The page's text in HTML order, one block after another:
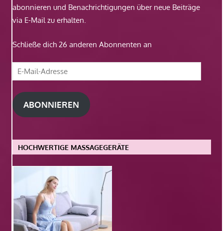
abonnieren und Benachrichtigungen über neue Beiträge
via E-Mail zu erhalten.
Schließe dich 26 anderen Abonnenten an
E-
Mail-
Adresse
ABONNIEREN
HOCHWERTIGE MASSAGEGERÄTE